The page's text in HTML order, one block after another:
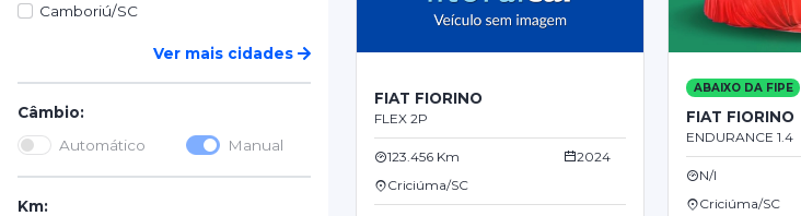
Camboriú/SC
Ver mais cidades
Câmbio:
Automático
Manual
Km:
FIAT FIORINO
FLEX 2P
123.456 Km
2024
Criciúma/SC
ABAIXO DA FIPE
FIAT FIORINO
ENDURANCE 1.4
N/I
Criciúma/SC